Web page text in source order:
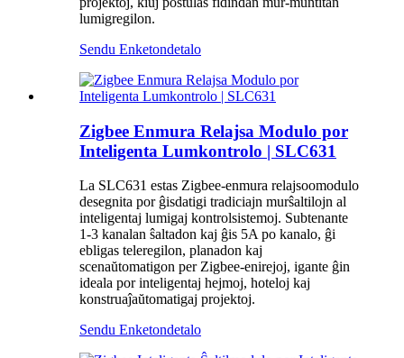
lumigregilon.
Sendu Enketondetalo
Zigbee Enmura Relajsa Modulo por
Inteligenta Lumkontrolo | SLC631
La SLC631 estas Zigbee-enmura relajsoomodulo
desegnita por ĝisdatigi tradiciajn murŝaltilojn al
inteligentaj lumigaj kontrolsistemoj. Subtenante
1-3 kanalan ŝaltadon kaj ĝis 5A po kanalo, ĝi
ebligas teleregilon, planadon kaj
scenaŭtomatigon per Zigbee-enirejoj, igante ĝin
ideala por inteligentaj hejmoj, hoteloj kaj
konstruaĵaŭtomatigaj projektoj.
Sendu Enketondetalo